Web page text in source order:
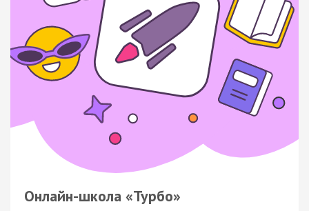
Онлайн-школа «Турбо»